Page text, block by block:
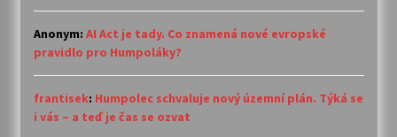
Anonym: AI Act je tady. Co znamená nové evropské
pravidlo pro Humpoláky?
frantisek: Humpolec schvaluje nový územní plán. Týká se
i vás – a teď je čas se ozvat